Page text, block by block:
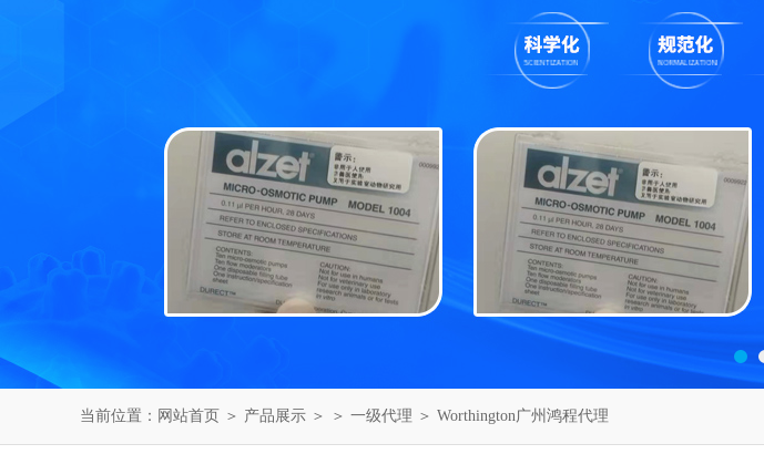
当前位置： 网站首页 ＞ 产品展示 ＞ ＞ 一级代理 ＞ Worthington广州鸿程代理